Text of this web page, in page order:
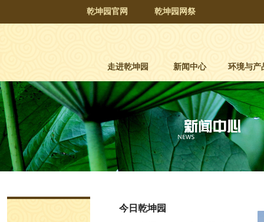
乾坤园官网 乾坤园网祭
走进乾坤园 新闻中心 环境与产
今日乾坤园